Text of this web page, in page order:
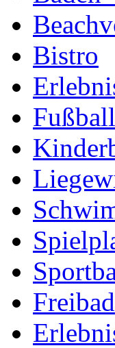
Bistro
Fußball
Freibad